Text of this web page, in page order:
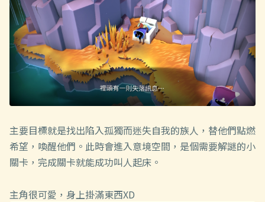
主要目標就是找出陷入孤獨而迷失自我的族人，替他們點燃
希望，喚醒他們。此時會進入意境空間，是個需要解謎的小
關卡，完成關卡就能成功叫人起床。
主角很可愛，身上掛滿東西XD